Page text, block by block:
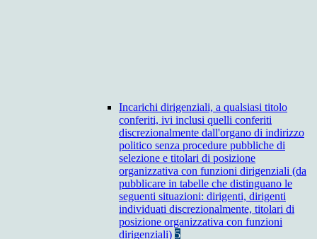
Incarichi dirigenziali, a qualsiasi titolo
conferiti, ivi inclusi quelli conferiti
discrezionalmente dall'organo di indirizzo
politico senza procedure pubbliche di
selezione e titolari di posizione
organizzativa con funzioni dirigenziali (da
pubblicare in tabelle che distinguano le
seguenti situazioni: dirigenti, dirigenti
individuati discrezionalmente, titolari di
posizione organizzativa con funzioni
dirigenziali) 5